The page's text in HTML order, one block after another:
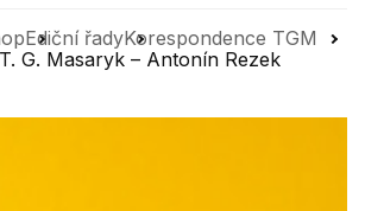
Ediční řadyKorespondence TGM
G. Masaryk – Antonín Rezek